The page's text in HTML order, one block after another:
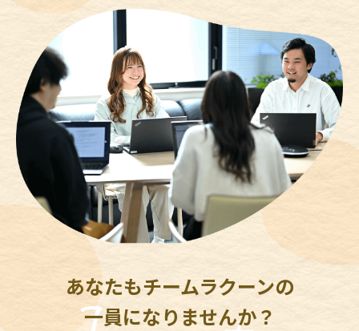
あなたもチームラクーンの
一員になりませんか？